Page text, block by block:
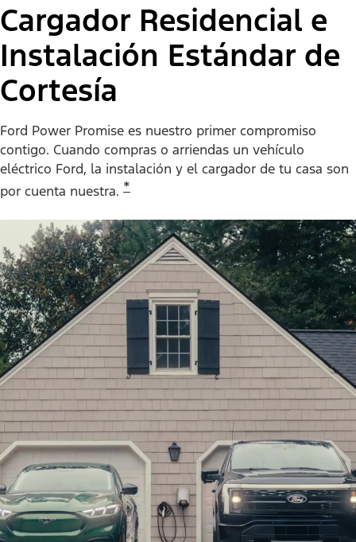
Cargador Residencial e
Instalación Estándar de
Cortesía
Ford Power Promise es nuestro primer compromiso
contigo. Cuando compras o arriendas un vehículo
eléctrico Ford, la instalación y el cargador de tu casa son
por cuenta nuestra. *